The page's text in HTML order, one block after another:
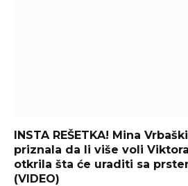
INSTA REŠETKA! Mina
priznala da li više voli
otkrila šta će uraditi sa
(VIDEO)